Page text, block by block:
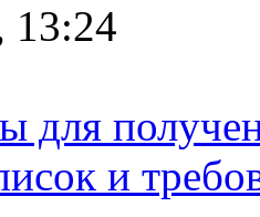
13:24
для
и